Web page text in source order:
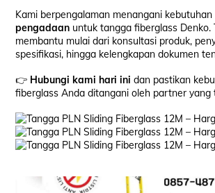
Kami berpengalaman menangani kebutuhan
pengadaan untuk tangga fiberglass Denko.
membantu mulai dari konsultasi produk,
spesifikasi, hingga kelengkapan dokumen
👉 Hubungi kami hari ini dan pastikan
fiberglass Anda ditangani oleh partner yang